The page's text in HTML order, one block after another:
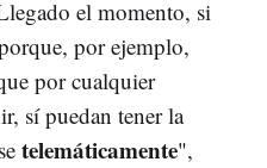
el momento, si
por ejemplo,
por cualquier
sí puedan tener la
telemáticamente",